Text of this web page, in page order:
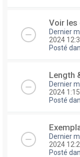
Voir les
Dernier
2024
Posté
Length
Dernier
2024
Posté
Dernier
2024
Posté